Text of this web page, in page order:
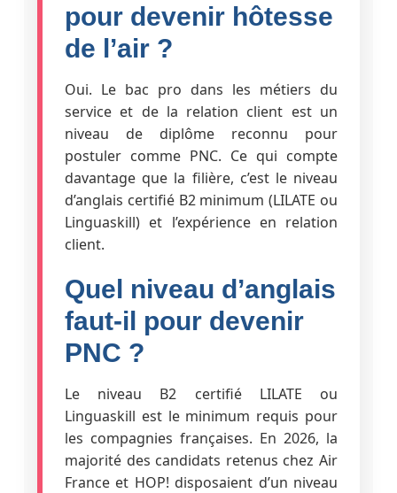
pour devenir hôtesse
de l’air ?
Oui. Le bac pro dans les métiers du
service et de la relation client est un
niveau de diplôme reconnu pour
postuler comme PNC. Ce qui compte
davantage que la filière, c’est le niveau
d’anglais certifié B2 minimum (LILATE ou
Linguaskill) et l’expérience en relation
client.
Quel niveau d’anglais
faut-il pour devenir
PNC ?
Le niveau B2 certifié LILATE ou
Linguaskill est le minimum requis pour
les compagnies françaises. En 2026, la
majorité des candidats retenus chez Air
France et HOP! disposaient d’un niveau